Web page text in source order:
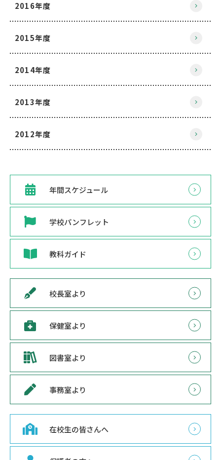
2016年度
2015年度
2014年度
2013年度
2012年度
年間スケジュール
学校パンフレット
教科ガイド
校長室より
保健室より
図書室より
事務室より
在校生の皆さんへ